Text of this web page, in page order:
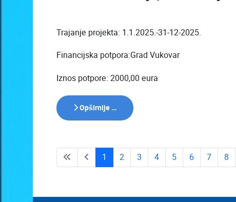
Trajanje projekta: 1.1.2025.-31-12-2025.
Financijska potpora:Grad Vukovar
Iznos potpore: 2000,00 eura
Opširnije …
1 2 3 4 5 6 7 8